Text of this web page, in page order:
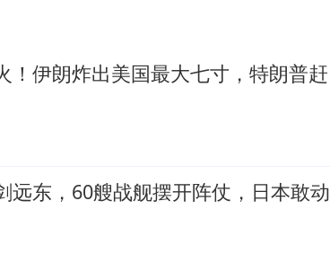
健康、体质、幸福一脉相承
！伊朗炸出美国最大七寸，特朗普赶
远东，60艘战舰摆开阵仗，日本敢动